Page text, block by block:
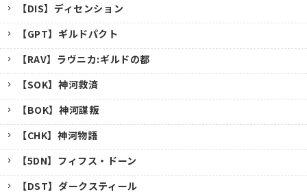
【DIS】ディセンション
【GPT】ギルドパクト
【RAV】ラヴニカ:ギルドの都
【SOK】神河救済
【BOK】神河謀叛
【CHK】神河物語
【5DN】フィフス・ドーン
【DST】ダークスティール